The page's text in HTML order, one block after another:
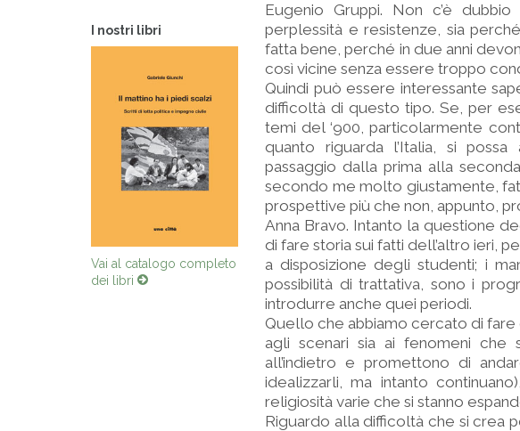
I nostri libri
Vai al catalogo completo
dei libri
Eugenio Gruppi. Non c’è
perplessità e resistenze, sia
fatta bene, perché in due anni
così vicine senza essere troppo
Quindi può essere interessante
difficoltà di questo tipo. Se, per
temi del ‘900, particolarmente
quanto riguarda l’Italia, si
passaggio dalla prima alla
secondo me molto giustamente,
prospettive più che non, appunto,
Anna Bravo. Intanto la questione
di fare storia sui fatti dell’altro ieri,
a disposizione degli studenti; i
possibilità di trattativa, sono i
introdurre anche quei periodi.
Quello che abbiamo cercato di
agli scenari sia ai fenomeni che
all’indietro e promettono di
idealizzarli, ma intanto
religiosità varie che si stanno
Riguardo alla difficoltà che si crea